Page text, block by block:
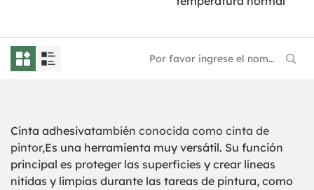
Cinta adhesivatambién conocida como cinta de
pintor,Es una herramienta muy versátil. Su función
principal es proteger las superficies y crear líneas
nítidas y limpias durante las tareas de pintura, como